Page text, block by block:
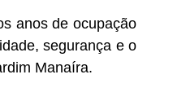
anos de ocupação
segurança e o
Manaíra.